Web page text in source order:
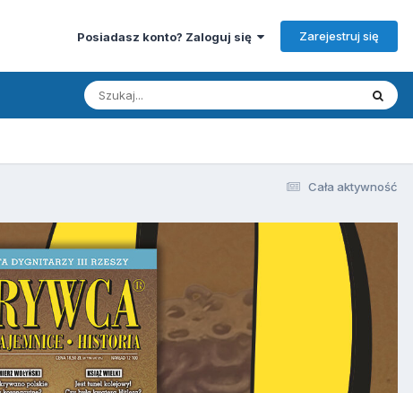
Posiadasz konto? Zaloguj się Zarejestruj się
Cała aktywność